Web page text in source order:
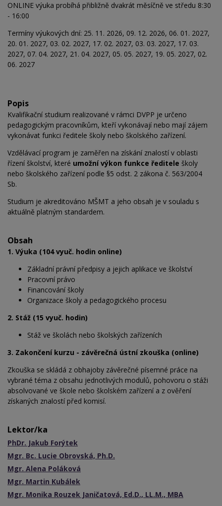
ONLINE výuka probíhá přibližně dvakrát měsíčně ve středu 8:30
- 16:00
Termíny výukových dní: 25. 11. 2026, 09. 12. 2026, 06. 01. 2027,
20. 01. 2027, 03. 02. 2027, 17. 02. 2027, 03. 03. 2027, 17. 03.
2027, 07. 04. 2027, 21. 04. 2027, 05. 05. 2027, 19. 05. 2027, 02.
06. 2027
Popis
Kvalifikační studium realizované v rámci DVPP je určeno
pedagogickým pracovníkům, kteří vykonávají nebo mají zájem
vykonávat funkci ředitele školy nebo školského zařízení.
Vzdělávací program je zaměřen na získání znalostí v oblasti
řízení školství, které umožní výkon funkce ředitele školy
nebo školského zařízení podle §5 odst. 2 zákona č. 563/2004
Sb.
Studium je akreditováno MŠMT a jeho obsah je v souladu s
aktuálně platným standardem.
Obsah
1. Výuka (104 vyuč. hodin online)
Základní právní předpisy a jejich aplikace ve školství
Pracovní právo
Financování školy
Organizace školy a pedagogického procesu
2. Stáž (15 vyuč. hodin)
Stáž ve školách nebo školských zařízeních
3. Zakončení kurzu - závěrečná ústní zkouška (online)
Zkouška se skládá z obhajoby závěrečné písemné práce na
vybrané téma z obsahu jednotlivých modulů, pohovoru o stáži
absolvované ve škole nebo školském zařízení a z ověření
získaných znalostí před komisí.
Lektor/ka
PhDr. Jakub Forýtek
Mgr. Bc. Lucie Obrovská, Ph.D.
Mgr. Alena Poláková
Mgr. Martin Kubálek
Mgr. Monika Rouzek Janičatová, Ed.D., LL.M., MBA